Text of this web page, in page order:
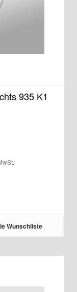
935 K1
Wunschliste